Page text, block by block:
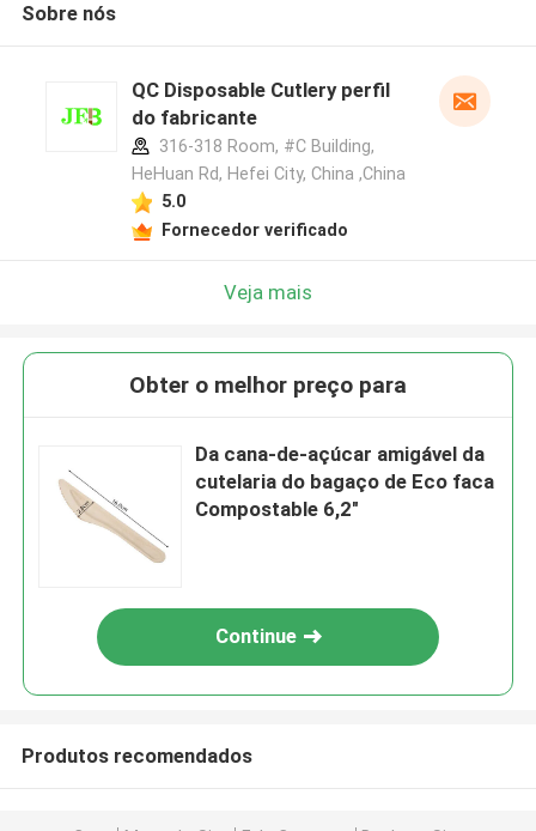
Sobre nós
QC Disposable Cutlery perfil
do fabricante
316-318 Room, #C Building,
HeHuan Rd, Hefei City, China ,China
5.0
Fornecedor verificado
Veja mais
Obter o melhor preço para
Da cana-de-açúcar amigável da
cutelaria do bagaço de Eco faca
Compostable 6,2"
Continue
Produtos recomendados